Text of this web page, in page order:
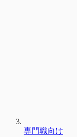
専門職向け